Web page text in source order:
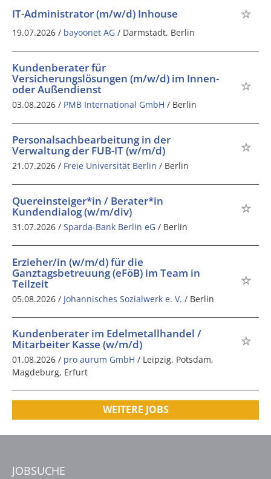
IT-Administrator (m/w/d) Inhouse
19.07.2026 / bayoonet AG / Darmstadt, Berlin
Kundenberater für
Versicherungslösungen (m/w/d) im Innen-
oder Außendienst
03.08.2026 / PMB International GmbH / Berlin
Personalsachbearbeitung in der
Verwaltung der FUB-IT (w/m/d)
21.07.2026 / Freie Universität Berlin / Berlin
Quereinsteiger*in / Berater*in
Kundendialog (w/m/div)
31.07.2026 / Sparda-Bank Berlin eG / Berlin
Erzieher/in (w/m/d) für die
Ganztagsbetreuung (eFöB) im Team in
Teilzeit
05.08.2026 / Johannisches Sozialwerk e. V. / Berlin
Kundenberater im Edelmetallhandel /
Mitarbeiter Kasse (w/m/d)
01.08.2026 / pro aurum GmbH / Leipzig, Potsdam,
Magdeburg, Erfurt
WEITERE JOBS
JOBSUCHE